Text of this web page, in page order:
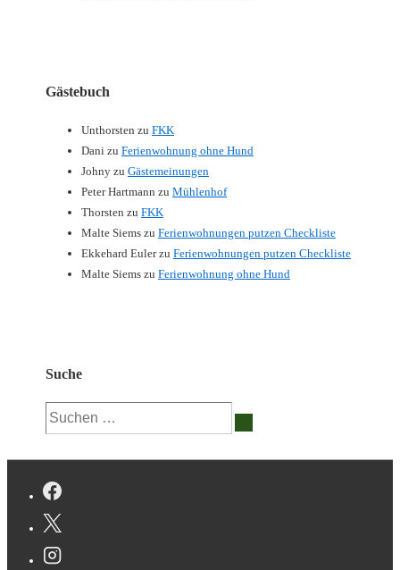
Gästebuch
Unthorsten zu FKK
Dani zu Ferienwohnung ohne Hund
Johny zu Gästemeinungen
Peter Hartmann zu Mühlenhof
Thorsten zu FKK
Malte Siems zu Ferienwohnungen putzen Checkliste
Ekkehard Eulerzu Ferienwohnungen putzen Checkliste
Malte Siems zu Ferienwohnung ohne Hund
Suche
Suchen
nach: